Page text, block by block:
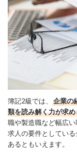
簿記2級では、
企業の
類を読み解く力が求
職や製造職など幅広
求人の要件としてい
あるともいえます。